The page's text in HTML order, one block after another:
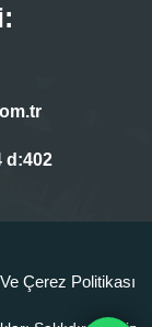
d:402
Çerez Politikası